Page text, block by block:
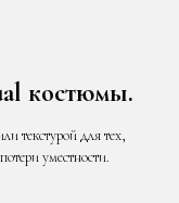
костюмы.
текстурой для тех,
уместности.